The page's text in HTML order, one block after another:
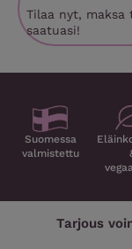
Tilaa nyt, maksa
saatuasi!
Suomessa
valmistettu
Tarjous